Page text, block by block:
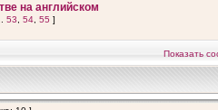
на английском
53 54 55 ]
Показать